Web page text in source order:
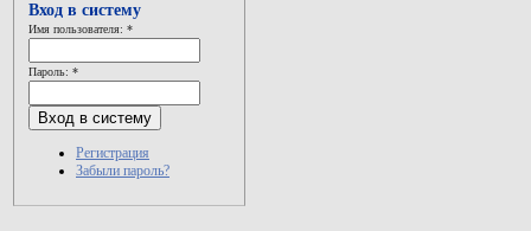
Вход в систему
Имя пользователя: *
Пароль: *
Регистрация
Забыли пароль?